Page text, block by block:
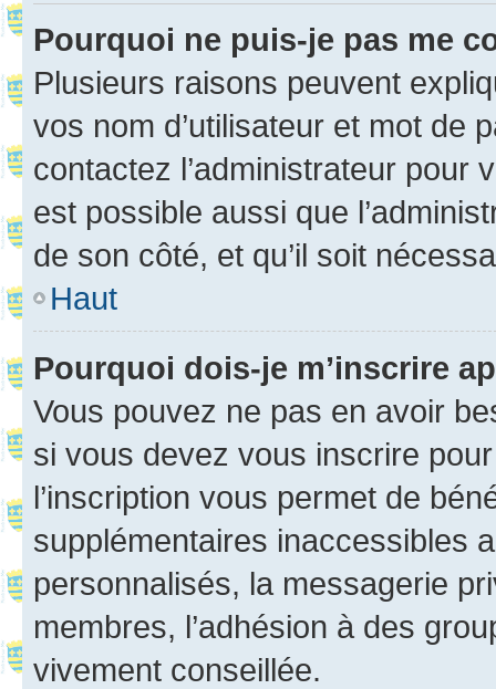
Pourquoi ne puis-je pas me
Plusieurs raisons peuvent
vos nom d’utilisateur et mot de
contactez l’administrateur pour
est possible aussi que
de son côté, et qu’il soit
Haut
Pourquoi dois-je m’inscrire
Vous pouvez ne pas en avoir
si vous devez vous inscrire
l’inscription vous permet de
supplémentaires inaccessibles
personnalisés, la messagerie
membres, l’adhésion à des
vivement conseillée.